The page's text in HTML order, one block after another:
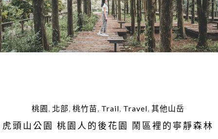
桃園, 北部, 桃竹苗, Trail, Travel, 其他山岳
虎頭山公園 桃園人的後花園 鬧區裡的寧靜森林